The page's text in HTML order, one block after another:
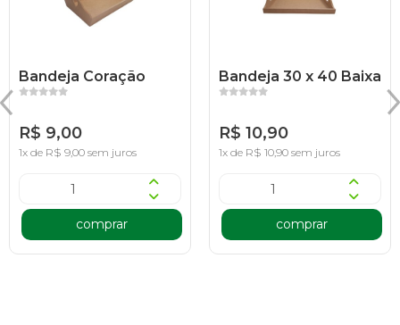
Bandeja Coração
R$ 9,00
1x de R$ 9,00 sem juros
comprar
Bandeja 30 x 40 Baixa
R$ 10,90
1x de R$ 10,90 sem juros
comprar